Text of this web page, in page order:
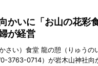
かいに「お山の花
が経営
さい）食堂 龍の憩（りゅう
3763-0714）が岩木山神社向